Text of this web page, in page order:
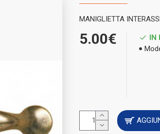
MANIGLIETTA
5.00€
IN